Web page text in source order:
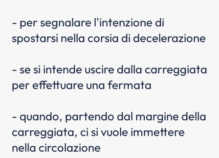
- per segnalare l'intenzione di
spostarsi nella corsia di decelerazione
- se si intende uscire dalla carreggiata
per effettuare una fermata
- quando, partendo dal margine della
carreggiata, ci si vuole immettere
nella circolazione